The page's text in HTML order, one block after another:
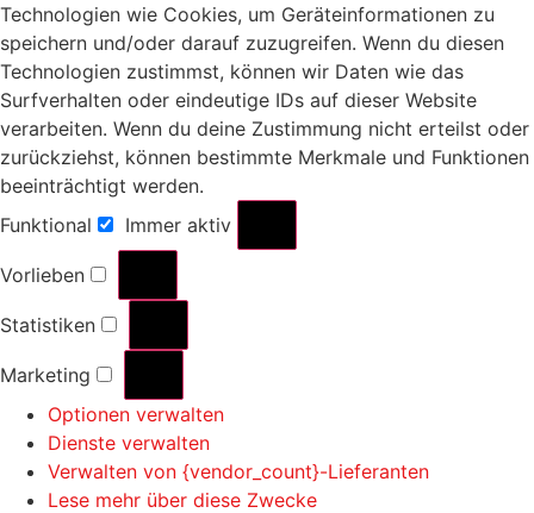
Technologien wie Cookies, um Geräteinformationen zu
speichern und/oder darauf zuzugreifen. Wenn du diesen
Technologien zustimmst, können wir Daten wie das
Surfverhalten oder eindeutige IDs auf dieser Website
verarbeiten. Wenn du deine Zustimmung nicht erteilst oder
zurückziehst, können bestimmte Merkmale und Funktionen
beeinträchtigt werden.
Funktional
Immer aktiv
Vorlieben
Statistiken
Marketing
Optionen verwalten
Dienste verwalten
Verwalten von {vendor_count}-Lieferanten
Lese mehr über diese Zwecke